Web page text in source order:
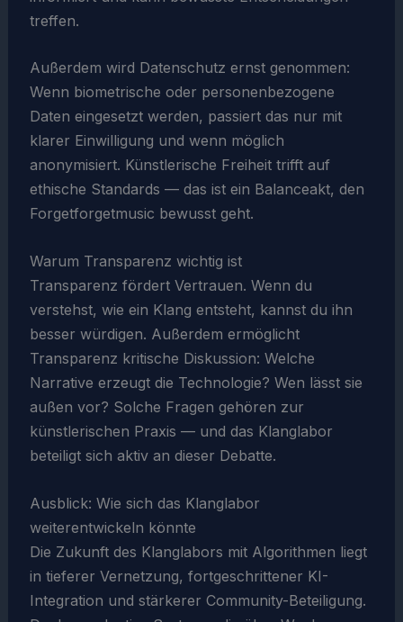
treffen.
Außerdem wird Datenschutz ernst genommen:
Wenn biometrische oder personenbezogene
Daten eingesetzt werden, passiert das nur mit
klarer Einwilligung und wenn möglich
anonymisiert. Künstlerische Freiheit trifft auf
ethische Standards — das ist ein Balanceakt, den
Forgetforgetmusic bewusst geht.
Warum Transparenz wichtig ist
Transparenz fördert Vertrauen. Wenn du
verstehst, wie ein Klang entsteht, kannst du ihn
besser würdigen. Außerdem ermöglicht
Transparenz kritische Diskussion: Welche
Narrative erzeugt die Technologie? Wen lässt sie
außen vor? Solche Fragen gehören zur
künstlerischen Praxis — und das Klanglabor
beteiligt sich aktiv an dieser Debatte.
Ausblick: Wie sich das Klanglabor
weiterentwickeln könnte
Die Zukunft des Klanglabors mit Algorithmen liegt
in tieferer Vernetzung, fortgeschrittener KI-
Integration und stärkerer Community-Beteiligung.